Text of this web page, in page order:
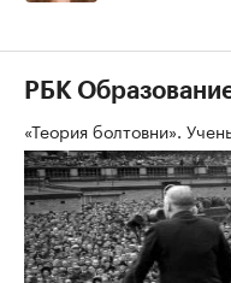
РБК
«Теория болтовни».